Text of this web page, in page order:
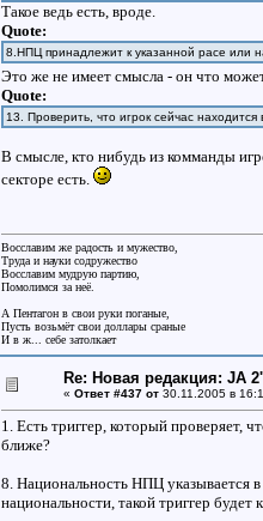
Такое ведь есть, вроде.
Quote:
8.НПЦ принадлежит к указанной расе или
Это же не имеет смысла - он что
Quote:
13. Проверить, что игрок сейчас находится
В смысле, кто нибудь из комманды
секторе есть.
Восславим же радость и мужество,
Труда и науки содружество
Восславим мудрую партию,
Помолимся за неё.
А Пентагон в свои руки поганые,
Пусть возьмёт свои доллары сраные
И в ж... себе затолкает
Re: Новая редакция: JA
« Ответ #437 от30.11.2005 в
1. Есть триггер, который проверяет,
ближе?
8. Национальность НПЦ указывается
национальности, такой триггер будет